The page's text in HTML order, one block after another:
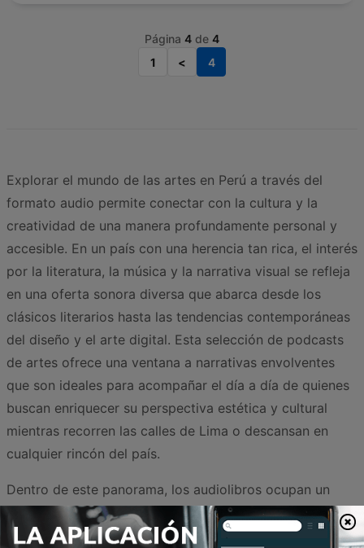
Página 4 de 4
1
< 4
Explorar el mundo de las artes en Perú a través del
formato audio permite conectar con la cultura y la
creatividad de una manera profundamente personal y
accesible. En un país con una herencia tan rica, el interés
por la literatura, la música y la narrativa visual se refleja
en una oferta sonora diversa que abarca desde los
clásicos literarios hasta las tendencias contemporáneas
del diseño y el arte digital. Esta selección de podcasts
de artes ofrece una ventana a narrativas envolventes
que son ideales para acompañar el día a día de quienes
buscan enriquecer su perspectiva estética y cultural
mientras recorren las calles de Lima o descansan en
cualquier rincón del país.
Dentro de este panorama, los audiolibros ocupan un
lugar privilegiado, facilitando el acceso a obras
fundamentales de la literatura universal y regional.